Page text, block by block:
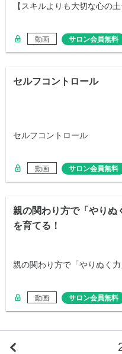
【スキルよりも大切な心の
動画 サロン会員無料
セルフコントロール
セルフコントロール
動画 サロン会員無料
親の関わり方で「やりぬ
を育てる！
親の関わり方で「やりぬく力
動画 サロン会員無料